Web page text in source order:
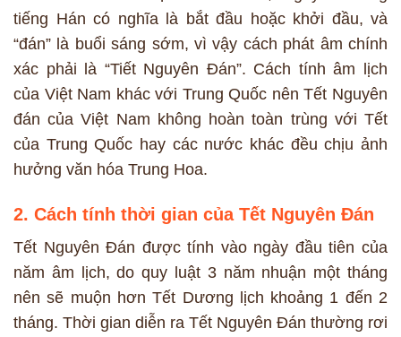
tiếng Hán có nghĩa là bắt đầu hoặc khởi đầu, và
“đán” là buổi sáng sớm, vì vậy cách phát âm chính
xác phải là “Tiết Nguyên Đán”. Cách tính âm lịch
của Việt Nam khác với Trung Quốc nên Tết Nguyên
đán của Việt Nam không hoàn toàn trùng với Tết
của Trung Quốc hay các nước khác đều chịu ảnh
hưởng văn hóa Trung Hoa.
2. Cách tính thời gian của Tết Nguyên Đán
Tết Nguyên Đán được tính vào ngày đầu tiên của
năm âm lịch, do quy luật 3 năm nhuận một tháng
nên sẽ muộn hơn Tết Dương lịch khoảng 1 đến 2
tháng. Thời gian diễn ra Tết Nguyên Đán thường rơi